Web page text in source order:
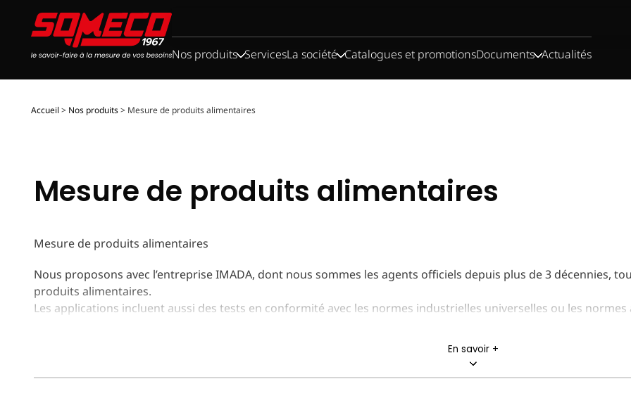
Rechercher :
Nos produits ServicesLa société Catalogues et promotionsDocuments Actualités
Accueil > Nos produits> Mesure de produits alimentaires
Mesure de produits alimentaires
Mesure de produits alimentaires
Nous proposons avec l’entreprise IMADA, dont nous sommes les agents officiels depuis plus de 3 décennies,
produits alimentaires.
Les applications incluent aussi des tests en conformité avec les normes industrielles universelles ou les normes
Différents types d’essais sont réalisés parmi lesquels l’essai de dureté du riz, l’élasticité de la gelée, le
En savoir +